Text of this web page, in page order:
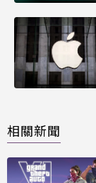
相關新聞